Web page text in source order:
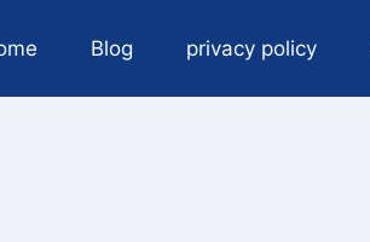
Blog privacy policy